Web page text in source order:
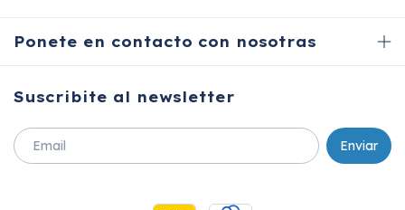
Ponete en contacto con nosotras
Suscribite al newsletter